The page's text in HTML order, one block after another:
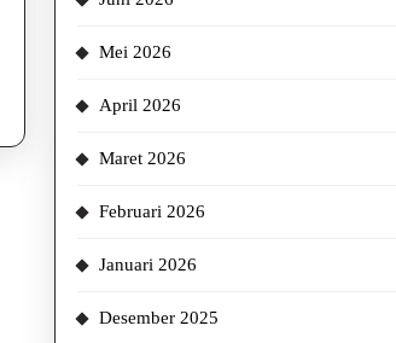
Mei 2026
April 2026
Maret 2026
Februari 2026
Januari 2026
Desember 2025